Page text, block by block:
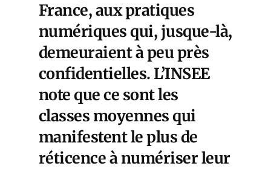
France, aux pratiques
numériques qui, jusque-là,
demeuraient à peu près
confidentielles. L’INSEE
note que ce sont les
classes moyennes qui
manifestent le plus de
réticence à numériser leur